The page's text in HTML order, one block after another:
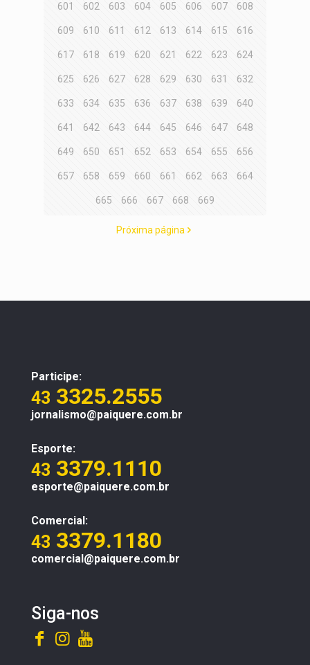
601 602 603 604 605 606 607 608
609 610 611 612 613 614 615 616
617 618 619 620 621 622 623 624
625 626 627 628 629 630 631 632
633 634 635 636 637 638 639 640
641 642 643 644 645 646 647 648
649 650 651 652 653 654 655 656
657 658 659 660 661 662 663 664
665 666 667 668 669
Próxima página
Participe:
43 3325.2555
jornalismo@paiquere.com.br
Esporte:
43 3379.1110
esporte@paiquere.com.br
Comercial:
43 3379.1180
comercial@paiquere.com.br
Siga-nos